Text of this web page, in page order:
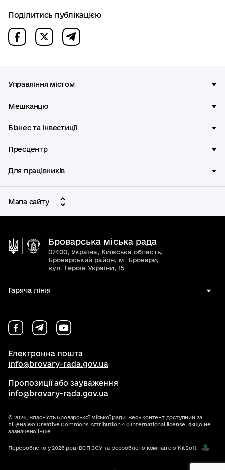
Поділитись публікацією
Управління містом
Мешканцю
Бізнес та інвестиції
Пресцентр
Для працівників
Мапа сайту
Броварська міська рада
07400, Україна, Київська область,
Броварський район, м. Бровари,
вул. Героїв України, 15
Гаряча лінія
Електронна пошта
info@brovary-rada.gov.ua
Пропозиції або зауваження
info@brovary-rada.gov.ua
© 2026, Власність Броварської міської ради. Весь контент доступний за
ліцензією Creative Commons Attribution 4.0 International license, якщо не
зазначено інше
Перероблено у 2026 році ВСП ЗСУ та розроблено компанією KitSoft